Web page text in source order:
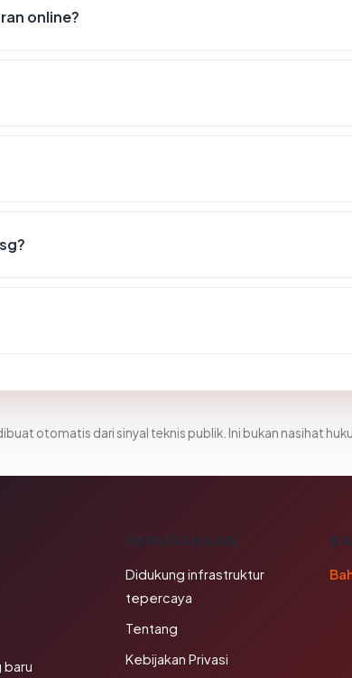
online?
otomatis dari sinyal teknis publik. Ini bukan nasihat
baru
PERUSAHAAN
Didukung infrastruktur
tepercaya
Tentang
Kebijakan Privasi